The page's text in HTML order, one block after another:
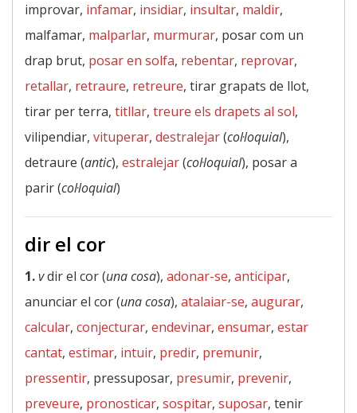
improvar, infamar, insidiar, insultar, maldir,
malfamar, malparlar, murmurar, posar com un
drap brut, posar en solfa, rebentar, reprovar,
retallar, retraure, retreure, tirar grapats de llot,
tirar per terra, titllar, treure els drapets al sol,
vilipendiar, vituperar, destralejar(col·loquial),
detraure (antic), estralejar(col·loquial), posar a
parir (col·loquial)
dir el cor
1.vdir el cor (una cosa), adonar-se, anticipar,
anunciar el cor (una cosa), atalaiar-se, augurar,
calcular, conjecturar, endevinar, ensumar, estar
cantat, estimar, intuir, predir, premunir,
pressentir, pressuposar, presumir, prevenir,
preveure, pronosticar, sospitar, suposar, tenir